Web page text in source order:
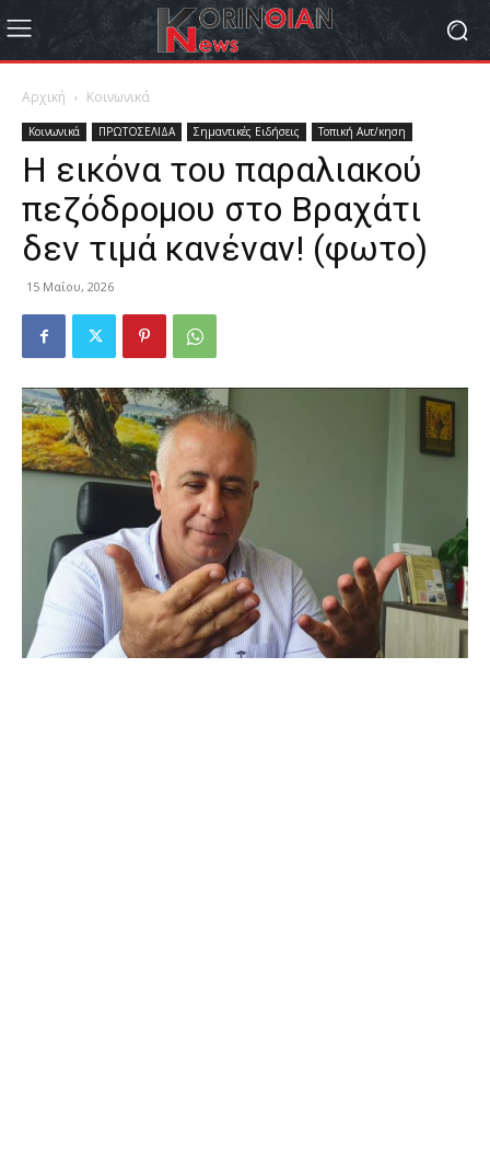
Αρχική Κοινωνικά
Κοινωνικά ΠΡΩΤΟΣΕΛΙΔΑ Σημαντικές Ειδήσεις Τοπική Αυτ/κηση
Η εικόνα του παραλιακού
πεζόδρομου στο Βραχάτι
δεν τιμά κανέναν! (φωτο)
15 Μαΐου, 2026